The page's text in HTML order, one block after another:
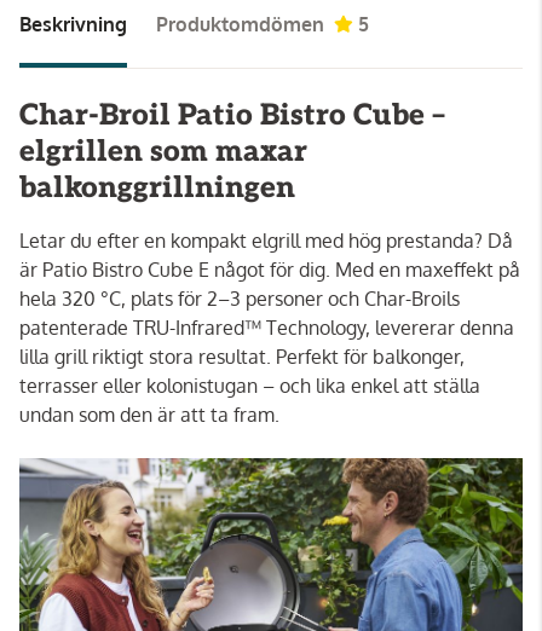
Beskrivning Produktomdömen 5
Char-Broil Patio Bistro Cube –
elgrillen som maxar
balkonggrillningen
Letar du efter en kompakt elgrill med hög prestanda? Då
är Patio Bistro Cube E något för dig. Med en maxeffekt på
hela 320 °C, plats för 2–3 personer och Char-Broils
patenterade TRU-Infrared™ Technology, levererar denna
lilla grill riktigt stora resultat. Perfekt för balkonger,
terrasser eller kolonistugan – och lika enkel att ställa
undan som den är att ta fram.